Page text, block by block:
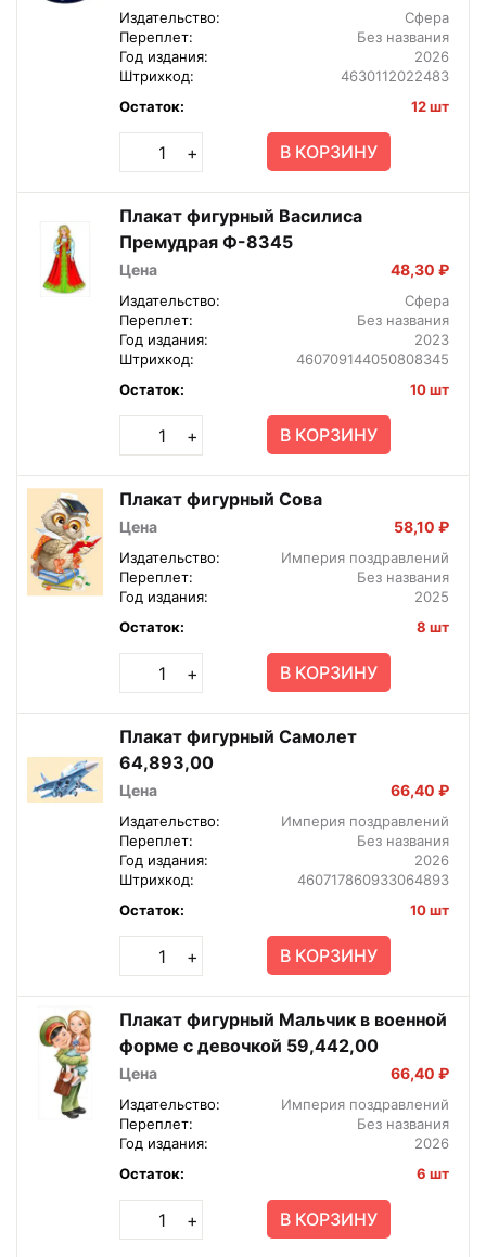
Издательство:
Сфера
Переплет:
Без названия
Год издания:
2026
Штрихкод:
4630112022483
Остаток:
12 шт
+ В КОРЗИНУ
Плакат фигурный Василиса
Премудрая Ф-8345
Цена 48,30 ₽
Издательство:
Сфера
Переплет:
Без названия
Год издания:
2023
Штрихкод:
460709144050808345
Остаток:
10 шт
+ В КОРЗИНУ
Плакат фигурный Сова
Цена 58,10 ₽
Издательство:
Империя поздравлений
Переплет:
Без названия
Год издания:
2025
Остаток:
8 шт
+ В КОРЗИНУ
Плакат фигурный Самолет
64,893,00
Цена 66,40 ₽
Издательство:
Империя поздравлений
Переплет:
Без названия
Год издания:
2026
Штрихкод:
460717860933064893
Остаток:
10 шт
+ В КОРЗИНУ
Плакат фигурный Мальчик в военной
форме с девочкой 59,442,00
Цена 66,40 ₽
Издательство:
Империя поздравлений
Переплет:
Без названия
Год издания:
2026
Остаток:
6 шт
+ В КОРЗИНУ